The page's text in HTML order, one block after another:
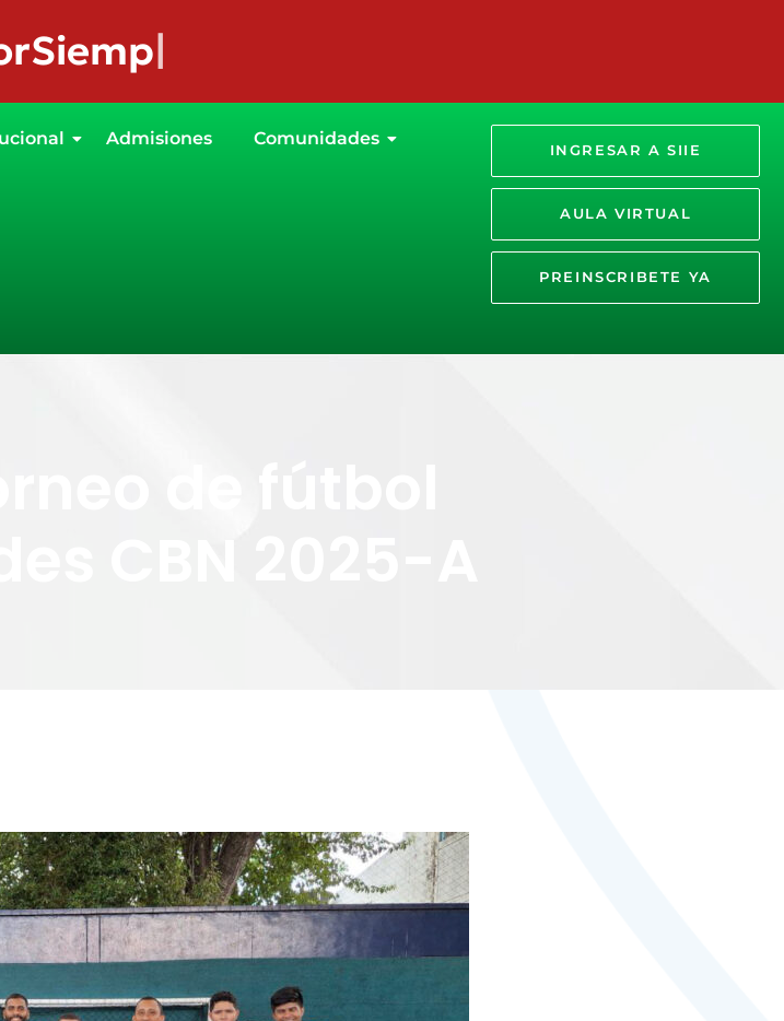
Admisiones Comunidades
INGRESAR A SIIE
AULA VIRTUAL
PREINSCRIBETE YA
de fútbol
CBN 2025-A